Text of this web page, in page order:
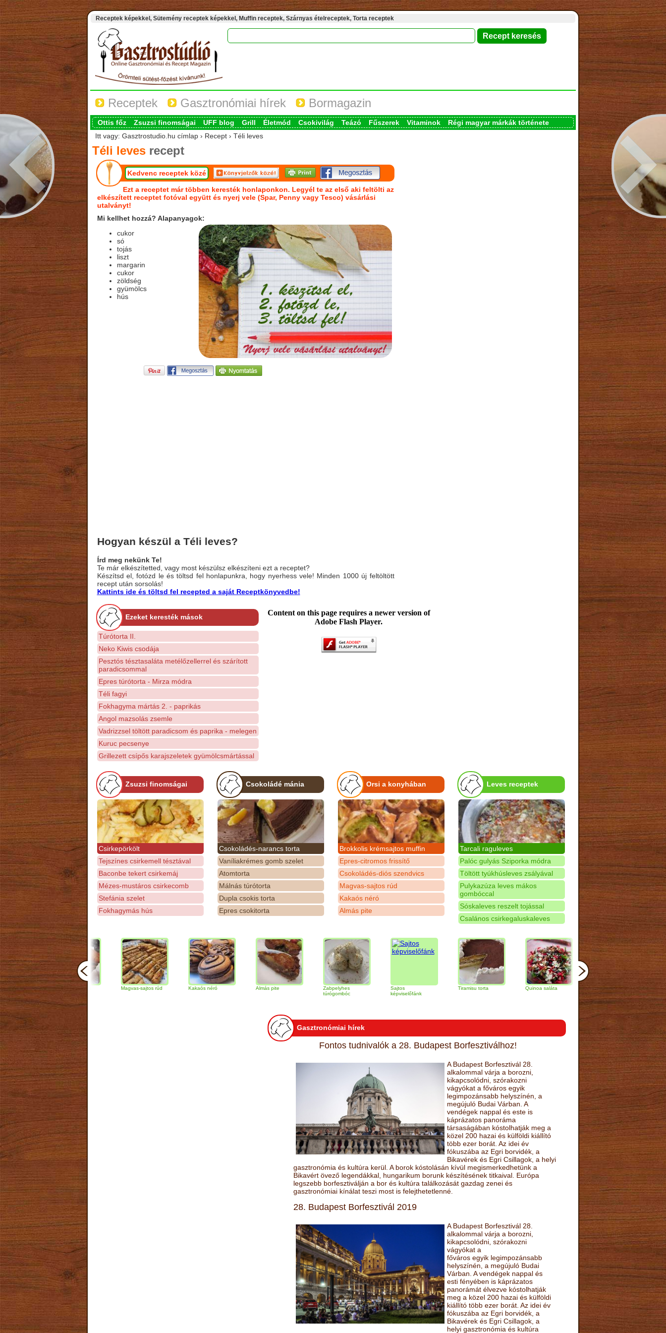
Receptek képekkel, Sütemény receptek képekkel, Muffin receptek, Szárnyas ételreceptek, Torta receptek
Receptek Gasztronómiai hírek Bormagazin
Ottis főz Zsuzsi finomságai UFF blog Grill Életmód Csokivilág Teázó Fűszerek Vitaminok
Régi magyar márkák története
Itt vagy: Gasztrostudio.hu címlap › Recept › Téli leves
Téli levesrecept
Kedvenc receptek közé
Ezt a receptet már többen keresték honlaponkon. Legyél te az első aki feltölti az
elkészített receptet fotóval együtt és nyerj vele (Spar, Penny vagy Tesco) vásárlási
utalványt!
Mi kellhet hozzá? Alapanyagok:
cukor
só
tojás
liszt
margarin
cukor
zöldség
gyümölcs
hús
Hogyan készül a Téli leves?
Írd meg nekünk Te!
Te már elkészítetted, vagy most készülsz elkészíteni ezt a receptet?
Készítsd el, fotózd le és töltsd fel honlapunkra, hogy nyerhess vele! Minden 1000 új feltöltött
recept után sorsolás!
Kattints ide és töltsd fel recepted a saját Receptkönyvedbe!
Ezeket keresték mások
Túrótorta II.
Neko Kiwis csodája
Pesztós tésztasaláta metélőzellerrel és szárított
paradicsommal
Epres túrótorta - Mirza módra
Téli fagyi
Fokhagyma mártás 2. - paprikás
Angol mazsolás zsemle
Vadrizzsel töltött paradicsom és paprika - melegen
Kuruc pecsenye
Grillezett csípős karajszeletek gyümölcsmártással
Content on this page requires a newer version of
Adobe Flash Player.
Zsuzsi finomságai
Csirkepörkölt
Tejszínes csirkemell tésztával
Baconbe tekert csirkemáj
Mézes-mustáros csirkecomb
Stefánia szelet
Fokhagymás hús
Csokoládé mánia
Csokoládés-narancs torta
Vaníliakrémes gomb szelet
Atomtorta
Málnás túrótorta
Dupla csokis torta
Epres csokitorta
Orsi a konyhában
Brokkolis krémsajtos muffin
Epres-citromos frissítő
Csokoládés-diós szendvics
Magvas-sajtos rúd
Kakaós néró
Almás pite
Leves receptek
Tarcali raguleves
Palóc gulyás Sziporka módra
Töltött tyúkhúsleves zsályával
Pulykazúza leves mákos
gombóccal
Sóskaleves reszelt tojással
Csalános csirkegaluskaleves
Csokoládés-diós
Magvas-sajtos rúd Kakaós néró Almás pite
Zabpelyhes
túrógombóc
képviselőfánk
Tiramisu torta Quinoa saláta Mandulás kifli
Csokoládés-
Gasztronómiai hírek
Fontos tudnivalók a 28. Budapest Borfesztiválhoz!
A Budapest Borfesztivál 28.
alkalommal várja a borozni,
kikapcsolódni, szórakozni
vágyókat a főváros egyik
legimpozánsabb helyszínén, a
megújuló Budai Várban. A
vendégek nappal és este is
káprázatos panoráma
társaságában kóstolhatják meg a
közel 200 hazai és külföldi kiállító
több ezer borát. Az idei év
fókuszába az Egri borvidék, a
Bikavérek és Egri Csillagok, a helyi
gasztronómia és kultúra kerül. A borok kóstolásán kívül megismerkedhetünk a
Bikavért övező legendákkal, hungarikum borunk készítésének titkaival. Európa
legszebb borfesztiválján a bor és kultúra találkozását gazdag zenei és
gasztronómiai kínálat teszi most is felejthetetlenné.
28. Budapest Borfesztivál 2019
A Budapest Borfesztivál 28.
alkalommal várja a borozni,
kikapcsolódni, szórakozni
vágyókat a
főváros egyik legimpozánsabb
helyszínén, a megújuló Budai
Várban. A vendégek nappal és
esti fényében is káprázatos
panorámát élvezve kóstolhatják
meg a közel 200 hazai és külföldi
kiállító több ezer borát. Az idei év
fókuszába az Egri borvidék, a
Bikavérek és Egri Csillagok, a
helyi gasztronómia és kultúra